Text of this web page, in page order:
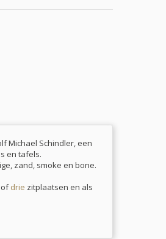
Michael Schindler, een
en tafels.
zand, smoke en bone.
ofdrie zitplaatsen en als